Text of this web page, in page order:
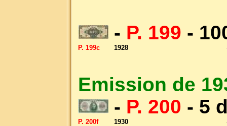
- P. 199 -
P. 199c 1928
Emission de
- P. 200 - 5
P. 200f 1930